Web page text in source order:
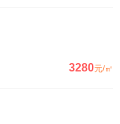
3280元/㎡